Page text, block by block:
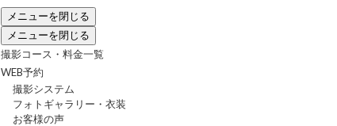
メニューを閉じる
メニューを閉じる
撮影コース・料金一覧
WEB予約
撮影システム
フォトギャラリー・衣装
お客様の声